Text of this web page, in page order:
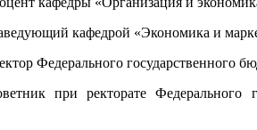
кафедрой «Экономика и
Федерального государственного
при ректорате Федерального